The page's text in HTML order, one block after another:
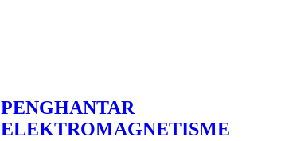
PENGHANTAR
ELEKTROMAGNETISME